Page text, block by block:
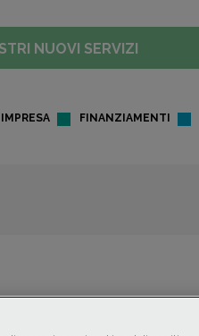
NUOVI SERVIZI
IMPRESA FINANZIAMENTI